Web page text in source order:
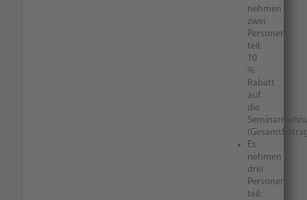
nehmen
zwei
Personen
teil:
10
%
Rabatt
auf
die
Es
nehmen
drei
Personen
teil: